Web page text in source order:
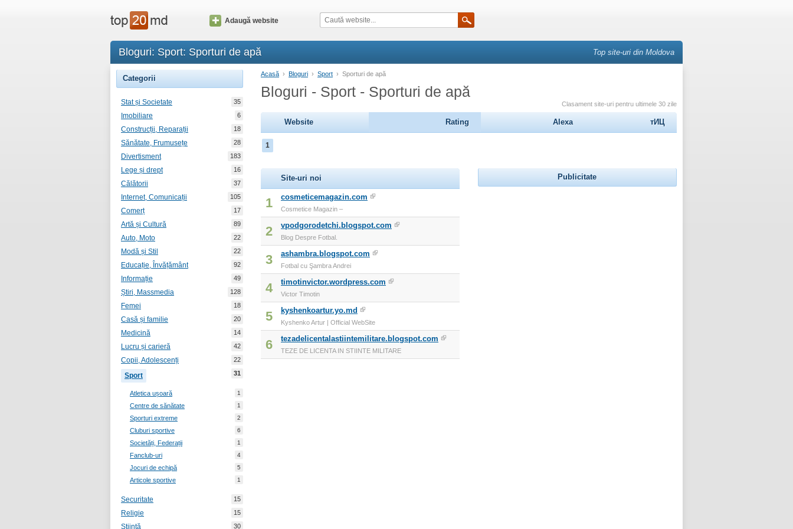
Adaugă website
Bloguri: Sport: Sporturi de apă Top site-uri din Moldova
Categorii
Stat și Societate 35
Imobiliare 6
Construcții, Reparații 18
Sănătate, Frumusețe 28
Divertisment 183
Lege și drept 16
Călătorii 37
Internet, Comunicații 105
Comerț 17
Artă și Cultură 89
Auto, Moto 22
Modă și Stil 22
Educație, Învățământ 92
Informație 49
Știri, Massmedia 128
Femei 18
Casă și familie 20
Medicină 14
Lucru și carieră 42
Copii, Adolescenți 22
Sport 31
Atletica ușoară 1
Centre de sănătate 1
Sporturi extreme 2
Cluburi sportive 6
Societăți, Federații 1
Fanclub-uri 4
Jocuri de echipă 5
Articole sportive 1
Securitate 15
Religie 15
Știință 30
Acasă › Bloguri › Sport › Sporturi de apă
Bloguri - Sport - Sporturi de apă
Clasament site-uri pentru ultimele 30 zile
Website Rating Alexa тИЦ
1
Site-uri noi
1 cosmeticemagazin.com
Cosmetice Magazin –
2 vpodgorodetchi.blogspot.com
Blog Despre Fotbal.
3 ashambra.blogspot.com
Fotbal cu Şambra Andrei
4 timotinvictor.wordpress.com
Victor Timotin
5 kyshenkoartur.yo.md
Kyshenko Artur | Official WebSite
6 tezadelicentalastiintemilitare.blogspot.com
TEZE DE LICENTA IN STIINTE MILITARE
Publicitate